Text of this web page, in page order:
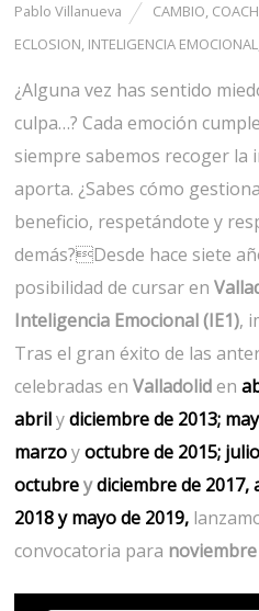
Pablo Villanueva CAMBIO,
ECLOSION, INTELIGENCIA EMOCIONAL
¿Alguna vez has sentido
culpa…? Cada emoción
siempre sabemos recoger la
aporta. ¿Sabes cómo
beneficio, respetándote y
demás?Desde hace siete
posibilidad de cursar en
Inteligencia Emocional (IE1),
Tras el gran éxito de las
celebradas en Valladoliden
abrilydiciembre de 2013;
marzoyoctubre de 2015;
octubreydiciembre de 2017,
2018ymayo de 2019,
convocatoria para noviembre